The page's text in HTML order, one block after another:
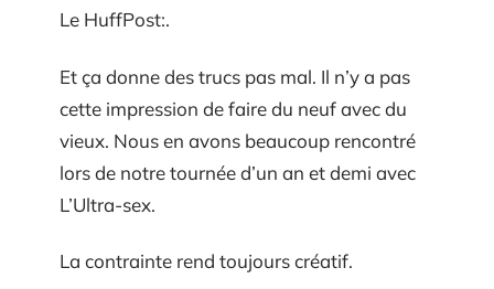
Le HuffPost:.
Et ça donne des trucs pas mal. Il n’y a pas
cette impression de faire du neuf avec du
vieux. Nous en avons beaucoup rencontré
lors de notre tournée d’un an et demi avec
L’Ultra-sex.
La contrainte rend toujours créatif.